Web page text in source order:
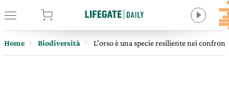
Home Biodiversità L’orso è una specie resiliente nei